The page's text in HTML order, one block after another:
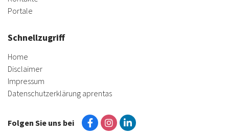
Portale
Schnellzugriff
Home
Disclaimer
Impressum
Datenschutzerklärung aprentas
Folgen Sie uns bei